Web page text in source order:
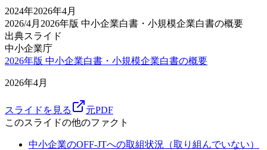
2024年2026年4月
2026/4月 2026年版 中小企業白書・小規模企業白書の概要
出典スライド
中小企業庁
2026年版 中小企業白書・小規模企業白書の概要
2026年4月
スライドを見る
元PDF
このスライドの他のファクト
中小企業のOFF-JTへの取組状況（取り組んでいない）